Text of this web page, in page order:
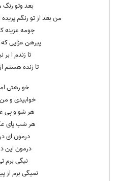
بعد و‌تو رنگ
من بعد از تو رنگم
جومه عزینه
پیرهن عزایی
تا زندم ا بر
تا زنده هستم
خو رهتی
خوابیدی و
هر شو و پی
هر شب پای
درمون ای
درمون این
نیگی برم
نمیگی برم از